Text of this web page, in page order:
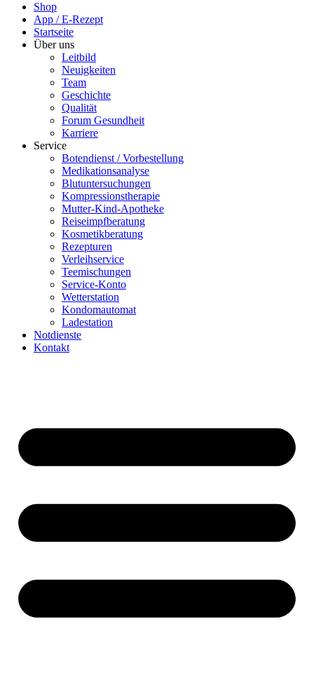
Shop
App / E-Rezept
Startseite
Über uns
Leitbild
Neuigkeiten
Team
Geschichte
Qualität
Forum Gesundheit
Karriere
Service
Botendienst / Vorbestellung
Medikationsanalyse
Blutuntersuchungen
Kompressionstherapie
Mutter-Kind-Apotheke
Reiseimpfberatung
Kosmetikberatung
Rezepturen
Verleihservice
Teemischungen
Service-Konto
Wetterstation
Kondomautomat
Ladestation
Notdienste
Kontakt